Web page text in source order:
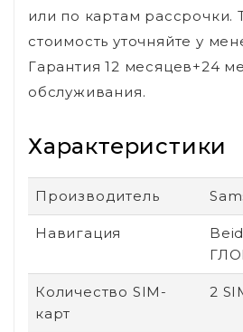
или по картам рассрочки.
стоимость уточняйте у
Гарантия 12 месяцев+24
обслуживания.
Характеристики
Производитель
Навигация
Количество SIM-
карт
2